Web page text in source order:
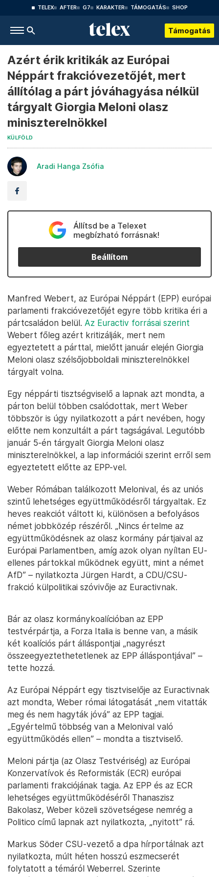
TELEX AFTER G7 KARAKTER TÁMOGATÁS SHOP
Támogatás
Azért érik kritikák az Európai
Néppárt frakcióvezetőjét, mert
állítólag a párt jóváhagyása nélkül
tárgyalt Giorgia Meloni olasz
miniszterelnökkel
KÜLFÖLD
Aradi Hanga Zsófia
Állítsd be a Telexet
megbízható forrásnak!
Beállítom
Manfred Webert, az Európai Néppárt (EPP) európai
parlamenti frakcióvezetőjét egyre több kritika éri a
pártcsaládon belül. Az Euractiv forrásai szerint
Webert főleg azért kritizálják, mert nem
egyeztetett a párttal, mielőtt január elején Giorgia
Meloni olasz szélsőjobboldali miniszterelnökkel
tárgyalt volna.
Egy néppárti tisztségviselő a lapnak azt mondta, a
párton belül többen csalódottak, mert Weber
többször is úgy nyilatkozott a párt nevében, hogy
előtte nem konzultált a párt tagságával. Legutóbb
január 5-én tárgyalt Giorgia Meloni olasz
miniszterelnökkel, a lap információi szerint erről sem
egyeztetett előtte az EPP-vel.
Weber Rómában találkozott Melonival, és az uniós
szintű lehetséges együttműködésről tárgyaltak. Ez
heves reakciót váltott ki, különösen a befolyásos
német jobbközép részéről. „Nincs értelme az
együttműködésnek az olasz kormány pártjaival az
Európai Parlamentben, amíg azok olyan nyíltan EU-
ellenes pártokkal működnek együtt, mint a német
AfD” – nyilatkozta Jürgen Hardt, a CDU/CSU-
frakció külpolitikai szóvivője az Euractivnak.
Bár az olasz kormánykoalícióban az EPP
testvérpártja, a Forza Italia is benne van, a másik
két koalíciós párt álláspontjai „nagyrészt
összeegyeztethetetlenek az EPP álláspontjával” –
tette hozzá.
Az Európai Néppárt egy tisztviselője az Euractivnak
azt mondta, Weber római látogatását „nem vitatták
meg és nem hagyták jóvá” az EPP tagjai.
„Egyértelmű többség van a Melonival való
együttműködés ellen” – mondta a tisztviselő.
Meloni pártja (az Olasz Testvériség) az Európai
Konzervatívok és Reformisták (ECR) európai
parlamenti frakciójának tagja. Az EPP és az ECR
lehetséges együttműködéséről Thanaszisz
Bakolasz, Weber közeli szövetségese nemrég a
Politico című lapnak azt nyilatkozta, „nyitott” rá.
Markus Söder CSU-vezető a dpa hírportálnak azt
nyilatkozta, múlt héten hosszú eszmecserét
folytatott a témáról Weberrel. Szerinte